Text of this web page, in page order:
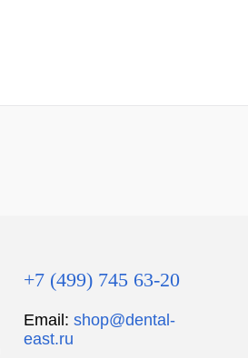
+7 (499) 745 63-20
Email: shop@dental-
east.ru